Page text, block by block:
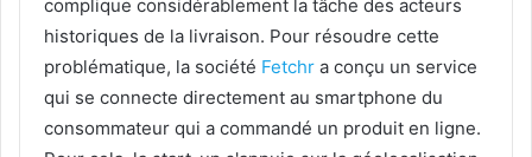
complique considérablement la tâche des acteurs
historiques de la livraison. Pour résoudre cette
problématique, la société Fetchr a conçu un service
qui se connecte directement au smartphone du
consommateur qui a commandé un produit en ligne.